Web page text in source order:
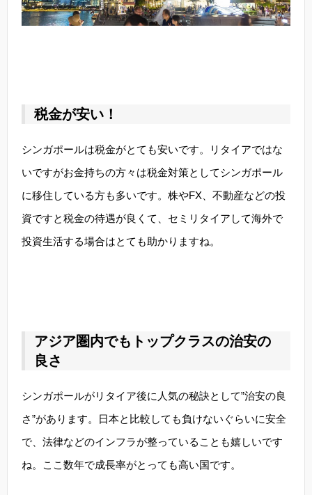
税金が安い！
シンガポールは税金がとても安いです。リタイアではな
いですがお金持ちの方々は税金対策としてシンガポール
に移住している方も多いです。株やFX、不動産などの投
資ですと税金の待遇が良くて、セミリタイアして海外で
投資生活する場合はとても助かりますね。
アジア圏内でもトップクラスの治安の
良さ
シンガポールがリタイア後に人気の秘訣として”治安の良
さ”があります。日本と比較しても負けないぐらいに安全
で、法律などのインフラが整っていることも嬉しいです
ね。ここ数年で成長率がとっても高い国です。